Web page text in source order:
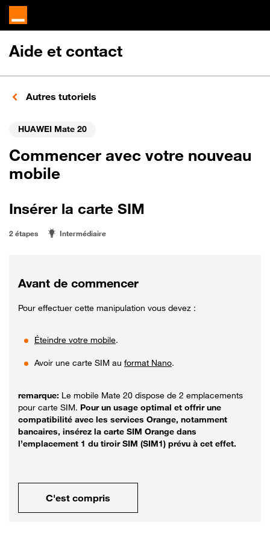
Aide et contact
Autres tutoriels
HUAWEI Mate 20
Commencer avec votre nouveau
mobile
Insérer la carte SIM
2 étapes Intermédiaire
Avant de commencer
Pour effectuer cette manipulation vous devez :
Éteindre votre mobile.
Avoir une carte SIM au format Nano.
remarque: Le mobile Mate 20 dispose de 2 emplacements
pour carte SIM. Pour un usage optimal et offrir une
compatibilité avec les services Orange, notamment
bancaires, insérez la carte SIM Orange dans
l’emplacement 1 du tiroir SIM (SIM1) prévu à cet effet.
C'est compris